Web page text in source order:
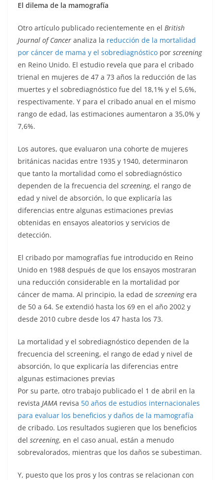
El dilema de la mamografía
Otro artículo publicado recientemente en el British
Journal of Cancer analiza la reducción de la mortalidad
por cáncer de mama y el sobrediagnóstico por screening
en Reino Unido. El estudio revela que para el cribado
trienal en mujeres de 47 a 73 años la reducción de las
muertes y el sobrediagnóstico fue del 18,1% y el 5,6%,
respectivamente. Y para el cribado anual en el mismo
rango de edad, las estimaciones aumentaron a 35,0% y
7,6%.
Los autores, que evaluaron una cohorte de mujeres
británicas nacidas entre 1935 y 1940, determinaron
que tanto la mortalidad como el sobrediagnóstico
dependen de la frecuencia del screening, el rango de
edad y nivel de absorción, lo que explicaría las
diferencias entre algunas estimaciones previas
obtenidas en ensayos aleatorios y servicios de
detección.
El cribado por mamografías fue introducido en Reino
Unido en 1988 después de que los ensayos mostraran
una reducción considerable en la mortalidad por
cáncer de mama. Al principio, la edad de screeningera
de 50 a 64. Se extendió hasta los 69 en el año 2002 y
desde 2010 cubre desde los 47 hasta los 73.
La mortalidad y el sobrediagnóstico dependen de la
frecuencia del screening, el rango de edad y nivel de
absorción, lo que explicaría las diferencias entre
algunas estimaciones previas
Por su parte, otro trabajo publicado el 1 de abril en la
revista JAMA revisa 50 años de estudios internacionales
para evaluar los beneficios y daños de la mamografía
de cribado. Los resultados sugieren que los beneficios
del screening, en el caso anual, están a menudo
sobrevalorados, mientras que los daños se subestiman.
Y, puesto que los pros y los contras se relacionan con